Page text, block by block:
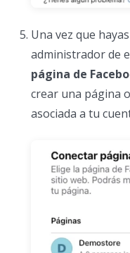
Una vez que
administrador de
página de
crear una página
asociada a tu